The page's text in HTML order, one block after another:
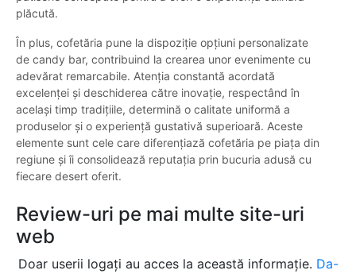
plăcută.
În plus, cofetăria pune la dispoziție opțiuni personalizate
de candy bar, contribuind la crearea unor evenimente cu
adevărat remarcabile. Atenția constantă acordată
excelenței și deschiderea către inovație, respectând în
același timp tradițiile, determină o calitate uniformă a
produselor și o experiență gustativă superioară. Aceste
elemente sunt cele care diferențiază cofetăria pe piața din
regiune și îi consolidează reputația prin bucuria adusă cu
fiecare desert oferit.
Review-uri pe mai multe site-uri
web
Doar userii logați au acces la această informație. Da-